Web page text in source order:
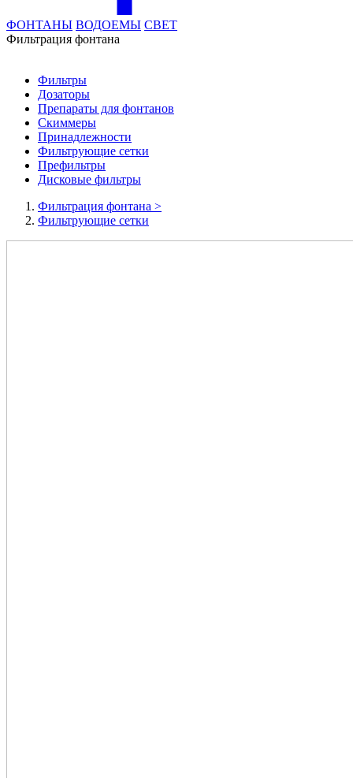
ФОНТАНЫ ВОДОЕМЫ СВЕТ
Фильтрация фонтана
Фильтры
Дозаторы
Препараты для фонтанов
Скиммеры
Принадлежности
Фильтрующие сетки
Префильтры
Дисковые фильтры
Фильтрация фонтана >
Фильтрующие сетки